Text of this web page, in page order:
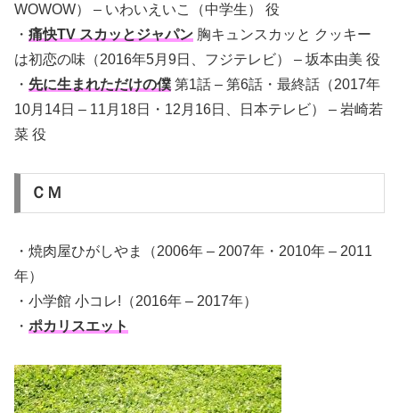
WOWOW） – いわいえいこ（中学生） 役
・ 痛快TV スカッとジャパン 胸キュンスカッと クッキー
は初恋の味（2016年5月9日、フジテレビ） – 坂本由美 役
・ 先に生まれただけの僕 第1話 – 第6話・最終話（2017年
10月14日 – 11月18日・12月16日、日本テレビ） – 岩崎若
菜 役
ＣＭ
・焼肉屋ひがしやま（2006年 – 2007年・2010年 – 2011
年）
・小学館 小コレ!（2016年 – 2017年）
・ ポカリスエット